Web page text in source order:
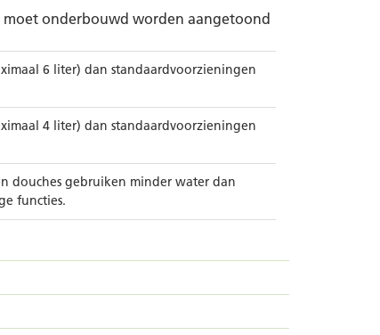
onderbouwd worden aangetoond
6 liter) dan standaardvoorzieningen
4 liter) dan standaardvoorzieningen
douches gebruiken minder water dan
functies.